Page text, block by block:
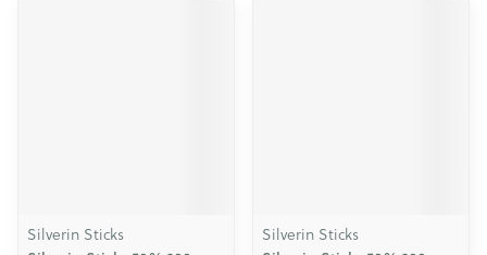
Silverin Sticks Silverin Sticks